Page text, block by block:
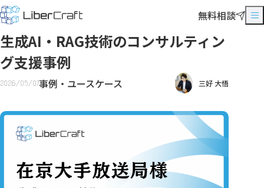
無料相談
生成AI・RAG技術のコンサルティン
グ支援事例
2026/05/07事例・ユースケース 三好 大悟